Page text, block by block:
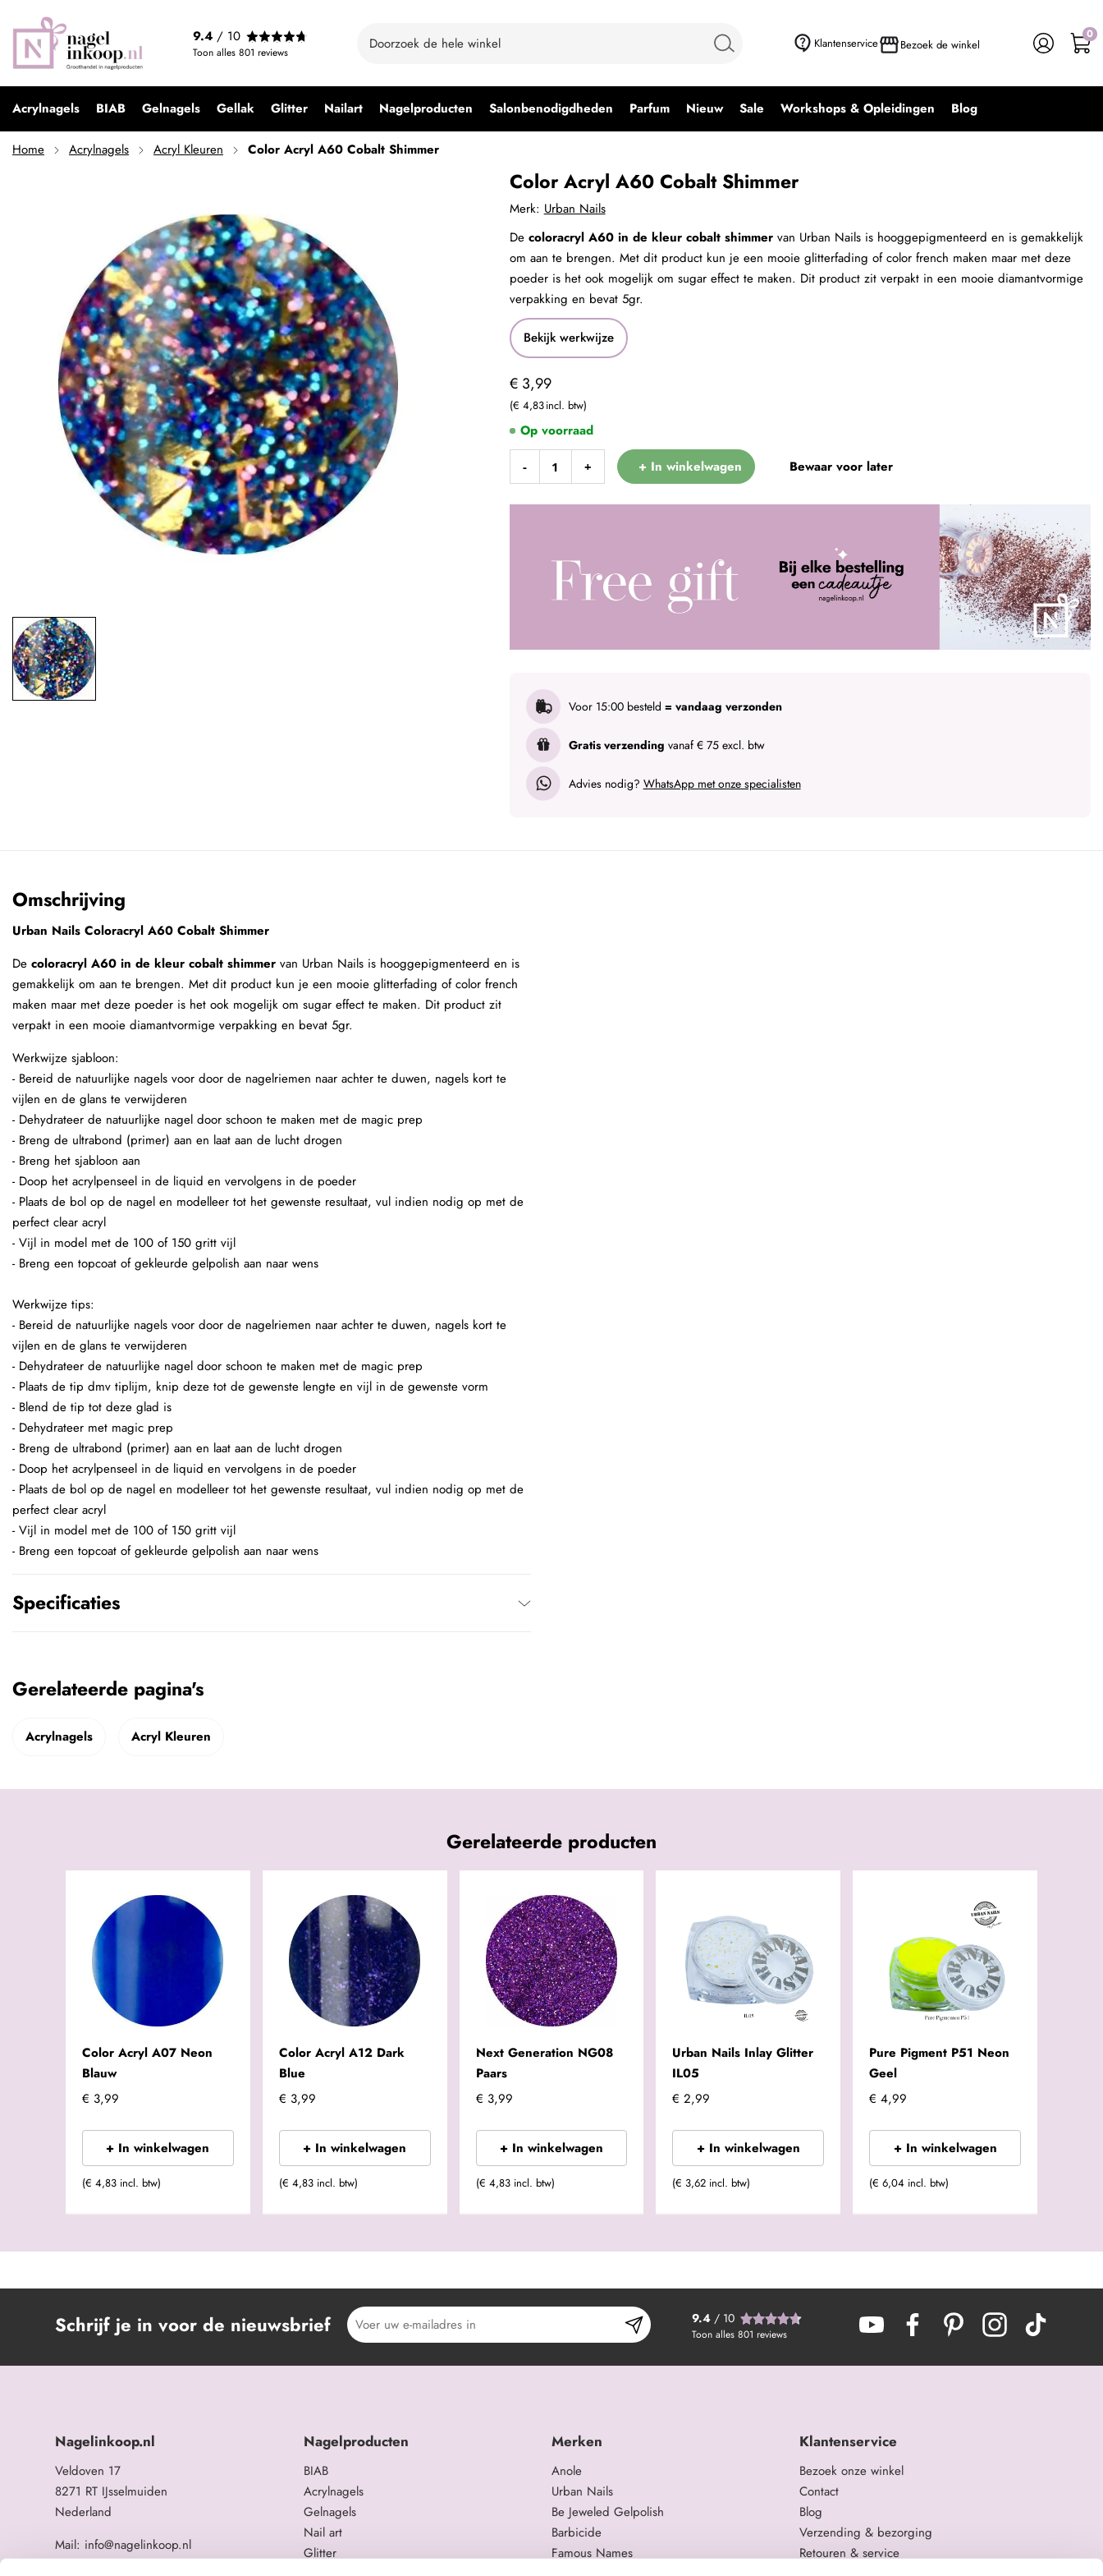
Klantenservice Bezoek de winkel
9.4 / 10
Toon alles 801 reviews
0
Acrylnagels BIAB Gelnagels Gellak Glitter Nailart Nagelproducten Salonbenodigdheden Parfum Nieuw Sale Workshops & Opleidingen Blog
Home Acrylnagels Acryl Kleuren Color Acryl A60 Cobalt Shimmer
Color Acryl A60 Cobalt Shimmer
Bekijk werkwijze
€ 3,99
€ 4,83
Color Acryl A60 Cobalt Shimmer
€ 3,99
+ In winkelwagen
- + + In winkelwagen Bewaar voor later
Merk: Urban Nails
Voor 15:00 besteld = vandaag verzonden
Gratis verzending vanaf € 75 excl. btw
Advies nodig? WhatsApp met onze specialisten
Op voorraad
De coloracryl A60 in de kleur cobalt shimmer van Urban Nails is hooggepigmenteerd en is gemakkelijk
om aan te brengen. Met dit product kun je een mooie glitterfading of color french maken maar met deze
poeder is het ook mogelijk om sugar effect te maken. Dit product zit verpakt in een mooie diamantvormige
verpakking en bevat 5gr.
Omschrijving
Urban Nails Coloracryl A60 Cobalt Shimmer
De coloracryl A60 in de kleur cobalt shimmer van Urban Nails is hooggepigmenteerd en is
gemakkelijk om aan te brengen. Met dit product kun je een mooie glitterfading of color french
maken maar met deze poeder is het ook mogelijk om sugar effect te maken. Dit product zit
verpakt in een mooie diamantvormige verpakking en bevat 5gr.
Werkwijze sjabloon:
- Bereid de natuurlijke nagels voor door de nagelriemen naar achter te duwen, nagels kort te
vijlen en de glans te verwijderen
- Dehydrateer de natuurlijke nagel door schoon te maken met de magic prep
- Breng de ultrabond (primer) aan en laat aan de lucht drogen
- Breng het sjabloon aan
- Doop het acrylpenseel in de liquid en vervolgens in de poeder
- Plaats de bol op de nagel en modelleer tot het gewenste resultaat, vul indien nodig op met de
perfect clear acryl
- Vijl in model met de 100 of 150 gritt vijl
- Breng een topcoat of gekleurde gelpolish aan naar wens
Werkwijze tips:
- Bereid de natuurlijke nagels voor door de nagelriemen naar achter te duwen, nagels kort te
vijlen en de glans te verwijderen
- Dehydrateer de natuurlijke nagel door schoon te maken met de magic prep
- Plaats de tip dmv tiplijm, knip deze tot de gewenste lengte en vijl in de gewenste vorm
- Blend de tip tot deze glad is
- Dehydrateer met magic prep
- Breng de ultrabond (primer) aan en laat aan de lucht drogen
- Doop het acrylpenseel in de liquid en vervolgens in de poeder
- Plaats de bol op de nagel en modelleer tot het gewenste resultaat, vul indien nodig op met de
perfect clear acryl
- Vijl in model met de 100 of 150 gritt vijl
- Breng een topcoat of gekleurde gelpolish aan naar wens
Specificaties
Gerelateerde pagina's
Acrylnagels Acryl Kleuren
Gerelateerde producten
Color Acryl A07 Neon
Blauw
€ 3,99
+ In winkelwagen
(€ 4,83 incl. btw)
Color Acryl A12 Dark
Blue
€ 3,99
+ In winkelwagen
(€ 4,83 incl. btw)
Next Generation NG08
Paars
€ 3,99
+ In winkelwagen
(€ 4,83 incl. btw)
Urban Nails Inlay Glitter
IL05
€ 2,99
+ In winkelwagen
(€ 3,62 incl. btw)
Pure Pigment P51 Neon
Geel
€ 4,99
+ In winkelwagen
(€ 6,04 incl. btw)
Schrijf je in voor de nieuwsbrief 9.4/ 10
Toon alles 801 reviews
Nagelinkoop.nl
Veldoven 17
8271 RT IJsselmuiden
Nederland
Mail: info@nagelinkoop.nl
Nagelproducten
BIAB
Acrylnagels
Gelnagels
Nail art
Glitter
Merken
Anole
Urban Nails
Be Jeweled Gelpolish
Barbicide
Famous Names
Klantenservice
Bezoek onze winkel
Contact
Blog
Verzending & bezorging
Retouren & service